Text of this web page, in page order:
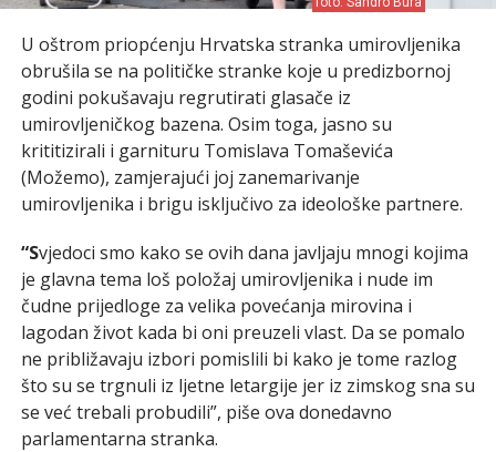
U oštrom priopćenju Hrvatska stranka umirovljenika
obrušila se na političke stranke koje u predizbornoj
godini pokušavaju regrutirati glasače iz
umirovljeničkog bazena. Osim toga, jasno su
krititizirali i garnituru Tomislava Tomaševića
(Možemo), zamjerajući joj zanemarivanje
umirovljenika i brigu isključivo za ideološke partnere.
“Svjedoci smo kako se ovih dana javljaju mnogi kojima
je glavna tema loš položaj umirovljenika i nude im
čudne prijedloge za velika povećanja mirovina i
lagodan život kada bi oni preuzeli vlast. Da se pomalo
ne približavaju izbori pomislili bi kako je tome razlog
što su se trgnuli iz ljetne letargije jer iz zimskog sna su
se već trebali probudili”, piše ova donedavno
parlamentarna stranka.